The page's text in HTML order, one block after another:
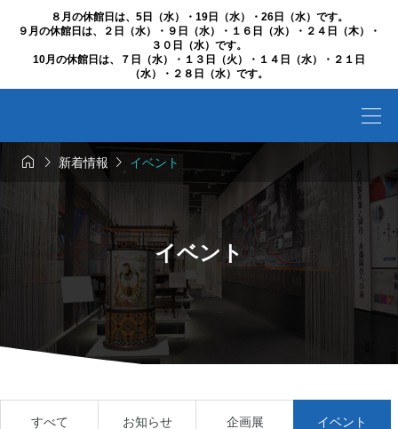
８月の休館日は、5日（水）・19日（水）・26日（水）です。
９月の休館日は、２日（水）・９日（水）・１６日（水）・２４日（木）・
３０日（水）です。
10月の休館日は、７日（水）・１３日（火）・１４日（水）・２１日
（水）・２８日（水）です。
  新着情報  イベント
イベント
すべて お知らせ 企画展 イベント